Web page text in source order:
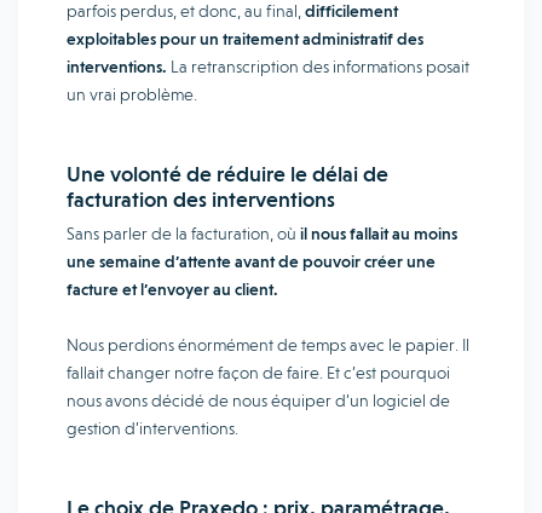
parfois perdus, et donc, au final, difficilement
exploitables pour un traitement administratif des
interventions. La retranscription des informations posait
un vrai problème.
Une volonté de réduire le délai de
facturation des interventions
Sans parler de la facturation, où il nous fallait au moins
une semaine d’attente avant de pouvoir créer une
facture et l’envoyer au client.
Nous perdions énormément de temps avec le papier. Il
fallait changer notre façon de faire. Et c’est pourquoi
nous avons décidé de nous équiper d’un logiciel de
gestion d’interventions.
Le choix de Praxedo : prix, paramétrage,